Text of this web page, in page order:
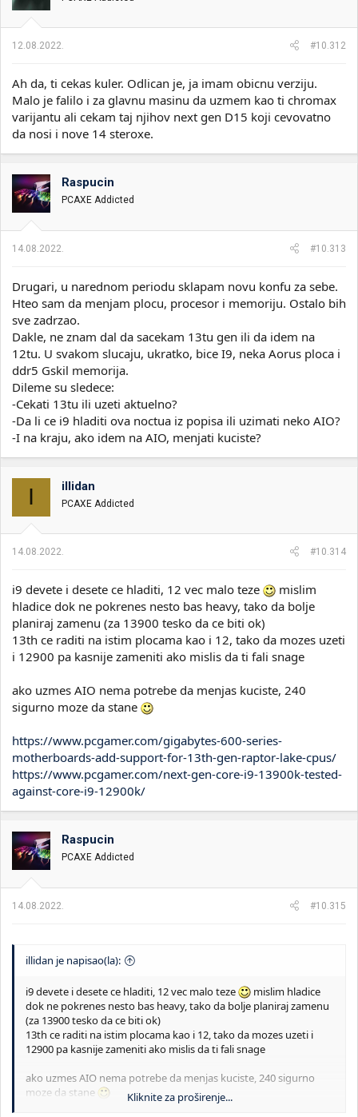
n
:
12.08.2022. #10.312
Ah da, ti cekas kuler. Odlican je, ja imam obicnu verziju.
Malo je falilo i za glavnu masinu da uzmem kao ti chromax
varijantu ali cekam taj njihov next gen D15 koji cevovatno
da nosi i nove 14 steroxe.
Raspucin
PCAXE Addicted
14.08.2022. #10.313
Drugari, u narednom periodu sklapam novu konfu za sebe.
Hteo sam da menjam plocu, procesor i memoriju. Ostalo bih
sve zadrzao.
Dakle, ne znam dal da sacekam 13tu gen ili da idem na
12tu. U svakom slucaju, ukratko, bice I9, neka Aorus ploca i
ddr5 Gskil memorija.
Dileme su sledece:
-Cekati 13tu ili uzeti aktuelno?
-Da li ce i9 hladiti ova noctua iz popisa ili uzimati neko AIO?
-I na kraju, ako idem na AIO, menjati kuciste?
I illidan
PCAXE Addicted
14.08.2022. #10.314
i9 devete i desete ce hladiti, 12 vec malo teze
mislim
hladice dok ne pokrenes nesto bas heavy, tako da bolje
planiraj zamenu (za 13900 tesko da ce biti ok)
13th ce raditi na istim plocama kao i 12, tako da mozes uzeti
i 12900 pa kasnije zameniti ako mislis da ti fali snage
ako uzmes AIO nema potrebe da menjas kuciste, 240
sigurno moze da stane
https://www.pcgamer.com/gigabytes-600-series-
motherboards-add-support-for-13th-gen-raptor-lake-cpus/
https://www.pcgamer.com/next-gen-core-i9-13900k-tested-
against-core-i9-12900k/
Raspucin
PCAXE Addicted
14.08.2022. #10.315
illidan je napisao(la):
i9 devete i desete ce hladiti, 12 vec malo teze
mislim hladice
dok ne pokrenes nesto bas heavy, tako da bolje planiraj zamenu
(za 13900 tesko da ce biti ok)
13th ce raditi na istim plocama kao i 12, tako da mozes uzeti i
12900 pa kasnije zameniti ako mislis da ti fali snage
ako uzmes AIO nema potrebe da menjas kuciste, 240 sigurno
moze da stane
Kliknite za proširenje...